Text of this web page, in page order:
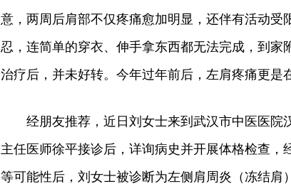
意，两周后肩部不仅疼痛愈加明显，还伴有活动受
忍，连简单的穿衣、伸手拿东西都无法完成，到家
治疗后，并未好转。今年过年前后，左肩疼痛更是
经朋友推荐，近日刘女士来到武汉市中医医院
主任医师徐平接诊后，详询病史并开展体格检查，
等可能性后，刘女士被诊断为左侧肩周炎（冻结肩